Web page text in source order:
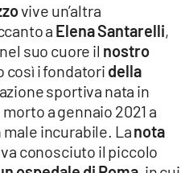
vive un’altra
a Elena Santarelli,
suo cuore il nostro
così i fondatori della
sportiva nata in
morto a gennaio 2021 a
male incurabile. Lanota
conosciuto il piccolo